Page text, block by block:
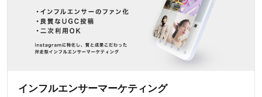
インフルエンサーマーケティング